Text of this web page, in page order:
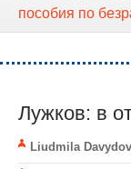
пособия по
Лужков: в
Liudmila